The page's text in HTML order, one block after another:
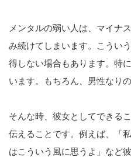
メンタルの弱い人は、マイナ
み続けてしまいます。こうい
得しない場合もあります。特
います。もちろん、男性なり
そんな時、彼女としてできる
伝えることです。例えば、「
はこういう風に思うよ」など